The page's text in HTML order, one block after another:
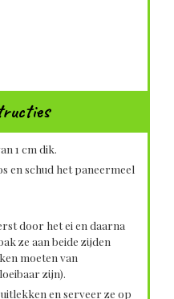
1 cm dik.
en schud het paneermeel
door het ei en daarna
ze aan beide zijden
moeten van
zijn).
en serveer ze op